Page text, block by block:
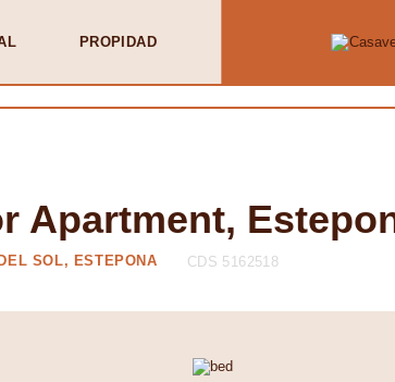
PROPIDAD
Apartment,
SOL, ESTEPONA CDS 5162518